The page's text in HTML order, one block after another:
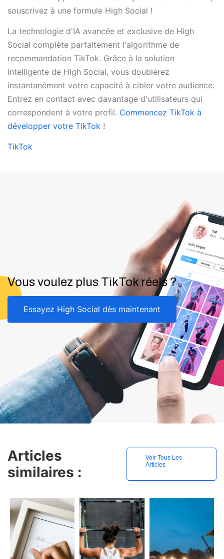
souscrivez à une formule High Social !
La technologie d'IA avancée et exclusive de High
Social complète parfaitement l'algorithme de
recommandation TikTok. Grâce à la solution
intelligente de High Social, vous doublerez
instantanément votre capacité à cibler votre audience.
Entrez en contact avec davantage d'utilisateurs qui
correspondent à votre profil. Commencez TikTok à
développer votre TikTok !
TikTok
Vous voulez plus TikTok réels ?
Essayez High Social dès maintenant
Articles
similaires :
Voir Tous Les
Articles